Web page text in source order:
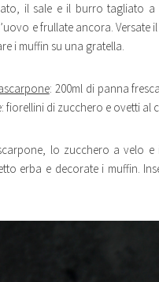
il sale e il burro tagliato
e frullate ancora.
i muffin su una gratella.
: 200ml di panna
fiorellini di zucchero e ovetti al
lo zucchero a velo
erba e decorate i muffin.